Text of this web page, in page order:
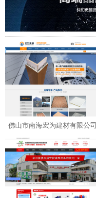
佛山市南海宏为建材有限公司